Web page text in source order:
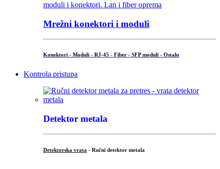
Mrežni konektori i moduli
Konektori - Moduli - RJ-45 - Fiber - SFP moduli - Ostalo
Kontrola pristupa
Detektor metala
Detektorska vrata - Ručni detektor metala